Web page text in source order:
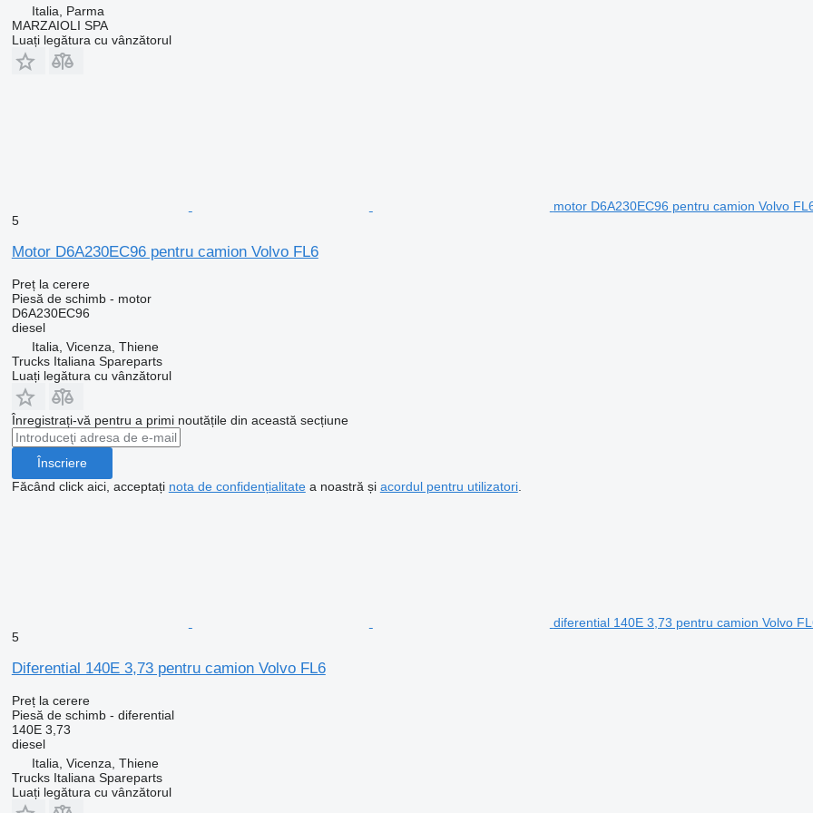
Italia, Parma
MARZAIOLI SPA
Luați legătura cu vânzătorul
motor D6A230EC96 pentru camion Volvo
5
Motor D6A230EC96 pentru camion Volvo FL6
Preț la cerere
Piesă de schimb - motor
D6A230EC96
diesel
Italia, Vicenza, Thiene
Trucks Italiana Spareparts
Luați legătura cu vânzătorul
Înregistrați-vă pentru a primi noutățile din această secțiune
Înscriere
Făcând click aici, acceptați nota de confidențialitatea noastră și acordul pentru utilizatori.
diferential 140E 3,73 pentru camion Volvo
5
Diferential 140E 3,73 pentru camion Volvo FL6
Preț la cerere
Piesă de schimb - diferential
140E 3,73
diesel
Italia, Vicenza, Thiene
Trucks Italiana Spareparts
Luați legătura cu vânzătorul